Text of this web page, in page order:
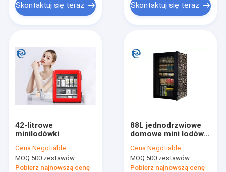
Skontaktuj się teraz Skontaktuj się teraz
42-litrowe
minilodówki
Cena:Negotiable
MOQ:500 zestawów
Pobierz najnowszą cenę
88L jednodrzwiowe
domowe mini lodówki
lodówka z
zamrażarką 220 V
Cena:Negotiable
MOQ:500 zestawów
Pobierz najnowszą cenę